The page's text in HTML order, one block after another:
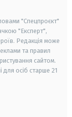
"Спецпроєкт"
"Експерт",
Редакція може
та правил
сайтом.
для осіб старше 21